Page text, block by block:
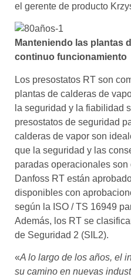
el gerente de producto
Manteniendo las plantas
continuo funcionamiento
Los presostatos RT son
plantas de calderas de
la seguridad y la fiabilidad
presostatos de seguridad
calderas de vapor son
que la seguridad y las
paradas operacionales
Danfoss RT están
disponibles con
según la ISO / TS 16949
Además, los RT se
de Seguridad 2 (SIL2).
«A lo largo de los años, el
su camino en nuevas